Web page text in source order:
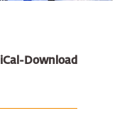
iCal-Download